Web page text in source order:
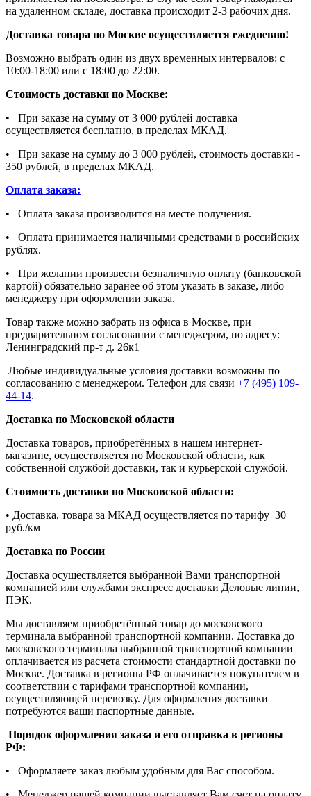
на удаленном складе, доставка происходит 2-3 рабочих дня.
Доставка товара по Москве осуществляется ежедневно!
Возможно выбрать один из двух временных интервалов: с
10:00-18:00 или с 18:00 до 22:00.
Стоимость доставки по Москве:
• При заказе на сумму от 3 000 рублей доставка
осуществляется бесплатно, в пределах МКАД.
• При заказе на сумму до 3 000 рублей, стоимость доставки -
350 рублей, в пределах МКАД.
Оплата заказа:
• Оплата заказа производится на месте получения.
• Оплата принимается наличными средствами в российских
рублях.
• При желании произвести безналичную оплату (банковской
картой) обязательно заранее об этом указать в заказе, либо
менеджеру при оформлении заказа.
Товар также можно забрать из офиса в Москве, при
предварительном согласовании с менеджером, по адресу:
Ленинградский пр-т д. 26к1
Любые индивидуальные условия доставки возможны по
согласованию с менеджером. Телефон для связи +7 (495) 109-
44-14.
Доставка по Московской области
Доставка товаров, приобретённых в нашем интернет-
магазине, осуществляется по Московской области, как
собственной службой доставки, так и курьерской службой.
Стоимость доставки по Московской области:
• Доставка, товара за МКАД осуществляется по тарифу 30
руб./км
Доставка по России
Доставка осуществляется выбранной Вами транспортной
компанией или службами экспресс доставки Деловые линии,
ПЭК.
Мы доставляем приобретённый товар до московского
терминала выбранной транспортной компании. Доставка до
московского терминала выбранной транспортной компании
оплачивается из расчета стоимости стандартной доставки по
Москве. Доставка в регионы РФ оплачивается покупателем в
соответствии с тарифами транспортной компании,
осуществляющей перевозку. Для оформления доставки
потребуются ваши паспортные данные.
Порядок оформления заказа и его отправка в регионы
РФ:
• Оформляете заказ любым удобным для Вас способом.